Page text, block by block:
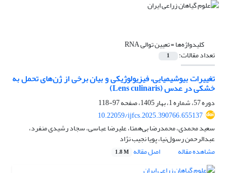
کلیدواژه‌ها =تعیین توالی RNA
تعداد مقالات: 1
تغییرات بیوشیمیایی، فیزیولوژیکی و بیان برخی از ژن‌های تحمل به
خشکی در عدس (Lens culinaris)
دوره 57، شماره 1، بهار 1405، صفحه
97-118
10.22059/ijfcs.2025.390766.655137
سعید محمدی، محمدرضا بی‌همتا، علیرضا عباسی، سجاد رشیدی منفرد،
عبدالرحمن رسول‌نیا، پویا نجیب نژاد
مشاهده مقاله
اصل مقاله 1.8 M